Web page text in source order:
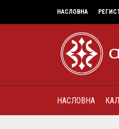
НАСЛОВНА
НАСЛОВНА